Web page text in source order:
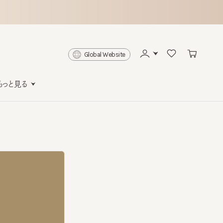
Global Website
る